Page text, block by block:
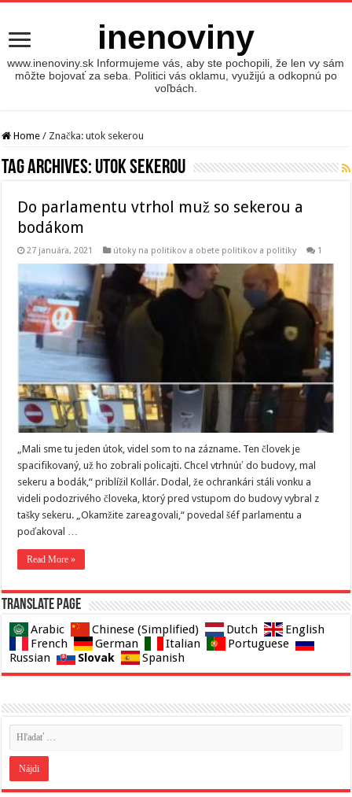
inenoviny
www.inenoviny.sk Informujeme vás, aby ste pochopili, že len vy sám
môžte bojovať za seba. Politici vás oklamu, využijú a odkopnú po
voľbách.
Home / Značka:utok sekerou
Tag Archives: utok sekerou
Do parlamentu vtrhol muž so sekerou a
bodákom
27 januára, 2021 útoky na politikov a obete politikov a politiky 1
„Mali sme tu jeden útok, videl som to na zázname. Ten človek je
spacifikovaný, už ho zobrali policajti. Chcel vtrhnúť do budovy, mal
sekeru a bodák,“ priblížil Kollár. Dodal, že ochrankári stáli vonku a
videli podozrivého človeka, ktorý pred vstupom do budovy vybral z
tašky sekeru. „Okamžite zareagovali,“ povedal šéf parlamentu a
poďakoval …
Read More »
Translate page
Arabic Chinese (Simplified) Dutch
English
French
German Italian
Portuguese
Russian
Slovak Spanish